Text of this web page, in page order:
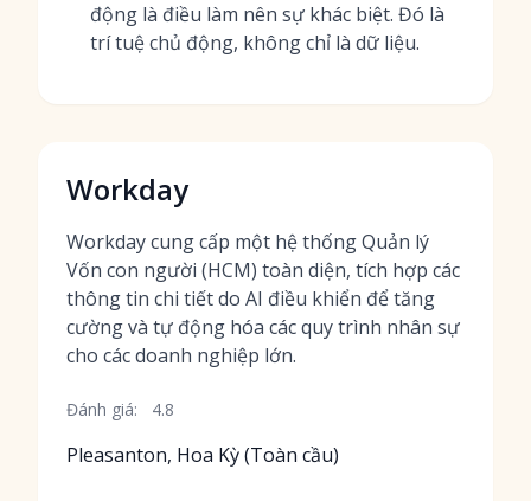
động là điều làm nên sự khác biệt. Đó là
trí tuệ chủ động, không chỉ là dữ liệu.
Workday
Workday cung cấp một hệ thống Quản lý
Vốn con người (HCM) toàn diện, tích hợp các
thông tin chi tiết do AI điều khiển để tăng
cường và tự động hóa các quy trình nhân sự
cho các doanh nghiệp lớn.
Đánh giá: 4.8
Pleasanton, Hoa Kỳ (Toàn cầu)